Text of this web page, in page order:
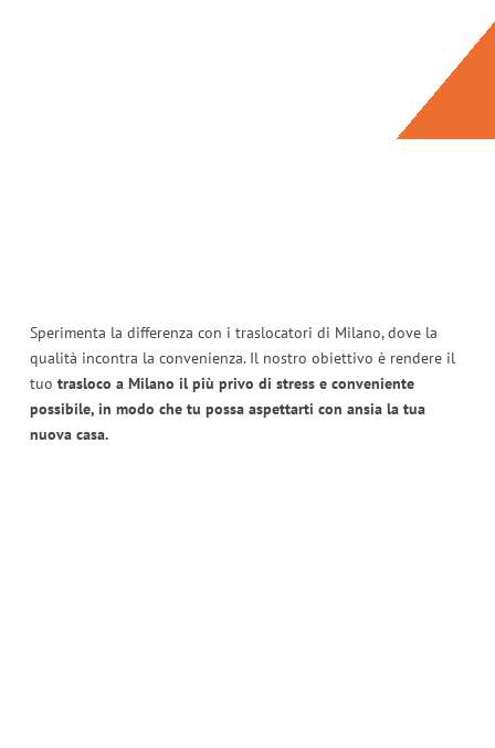
Sperimenta la differenza con i traslocatori di Milano, dove la
qualità incontra la convenienza. Il nostro obiettivo è rendere il
tuo trasloco a Milano il più privo di stress e conveniente
possibile, in modo che tu possa aspettarti con ansia la tua
nuova casa.